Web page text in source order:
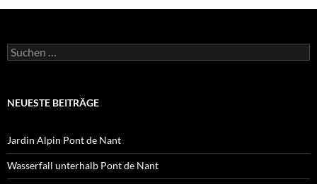
Suchen
nach:
NEUESTE BEITRÄGE
Jardin Alpin Pont de Nant
Wasserfall unterhalb Pont de Nant